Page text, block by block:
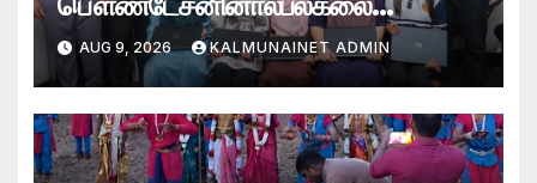
மாணவர்களுக்குமடி கணனி
அன்பளிப்பு.!
AUG 9, 2026 KALMUNAINET ADMIN